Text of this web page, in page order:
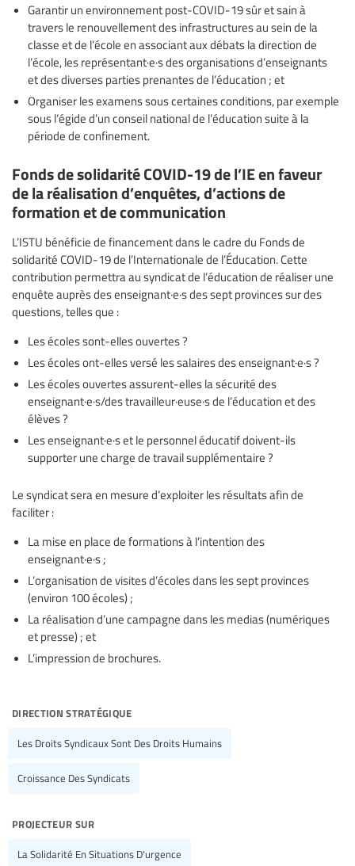
Garantir un environnement post-COVID-19 sûr et sain à
travers le renouvellement des infrastructures au sein de la
classe et de l’école en associant aux débats la direction de
l’école, les représentant·e·s des organisations d’enseignants
et des diverses parties prenantes de l’éducation ; et
Organiser les examens sous certaines conditions, par exemple
sous l’égide d’un conseil national de l’éducation suite à la
période de confinement.
Fonds de solidarité COVID-19 de l’IE en faveur
de la réalisation d’enquêtes, d’actions de
formation et de communication
L’ISTU bénéficie de financement dans le cadre du Fonds de
solidarité COVID-19 de l’Internationale de l’Éducation. Cette
contribution permettra au syndicat de l’éducation de réaliser une
enquête auprès des enseignant·e·s des sept provinces sur des
questions, telles que :
Les écoles sont-elles ouvertes ?
Les écoles ont-elles versé les salaires des enseignant·e·s ?
Les écoles ouvertes assurent-elles la sécurité des
enseignant·e·s/des travailleur·euse·s de l’éducation et des
élèves ?
Les enseignant·e·s et le personnel éducatif doivent-ils
supporter une charge de travail supplémentaire ?
Le syndicat sera en mesure d’exploiter les résultats afin de
faciliter :
La mise en place de formations à l’intention des
enseignant·e·s ;
L’organisation de visites d’écoles dans les sept provinces
(environ 100 écoles) ;
La réalisation d’une campagne dans les medias (numériques
et presse) ; et
L’impression de brochures.
direction stratégique
Les Droits Syndicaux Sont Des Droits Humains
Croissance Des Syndicats
projecteur sur
La Solidarité En Situations D'urgence